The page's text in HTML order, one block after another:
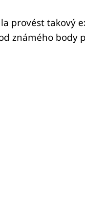
provést takový
známého body